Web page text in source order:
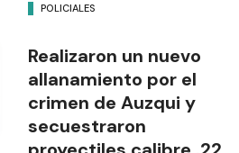
POLICIALES
Realizaron un nuevo
allanamiento por el
crimen de Auzqui y
secuestraron